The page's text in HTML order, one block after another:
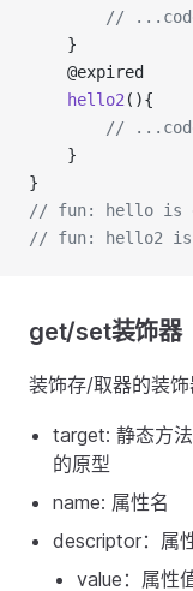
//
    }
    @expired
hello2 (){
//
    }
}
// fun: hello is
// fun: hello2 is
get/set装饰器
装饰存/取器的装
target: 静态方
的原型
name: 属性名
descriptor：属
value：属性